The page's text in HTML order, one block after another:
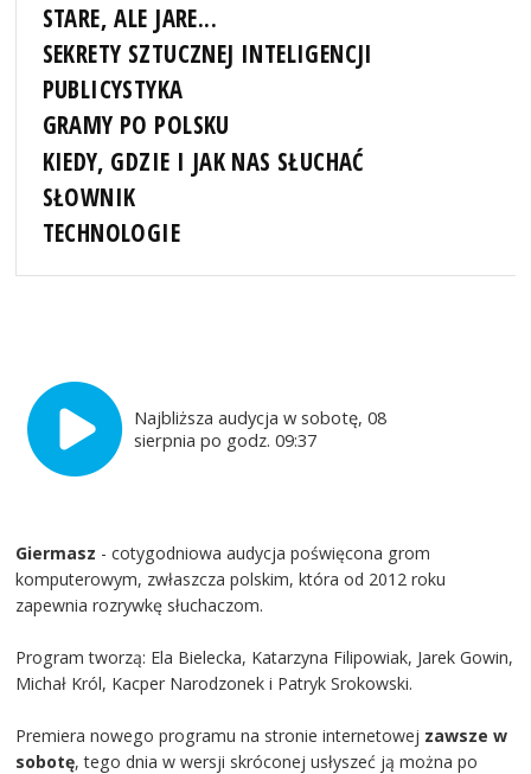
STARE, ALE JARE...
SEKRETY SZTUCZNEJ INTELIGENCJI
PUBLICYSTYKA
GRAMY PO POLSKU
KIEDY, GDZIE I JAK NAS SŁUCHAĆ
SŁOWNIK
TECHNOLOGIE
Najbliższa audycja w sobotę, 08
sierpnia po godz. 09:37
Giermasz - cotygodniowa audycja poświęcona grom
komputerowym, zwłaszcza polskim, która od 2012 roku
zapewnia rozrywkę słuchaczom.
Program tworzą: Ela Bielecka, Katarzyna Filipowiak, Jarek Gowin,
Michał Król, Kacper Narodzonek i Patryk Srokowski.
Premiera nowego programu na stronie internetowej zawsze w
sobotę, tego dnia w wersji skróconej usłyszeć ją można po